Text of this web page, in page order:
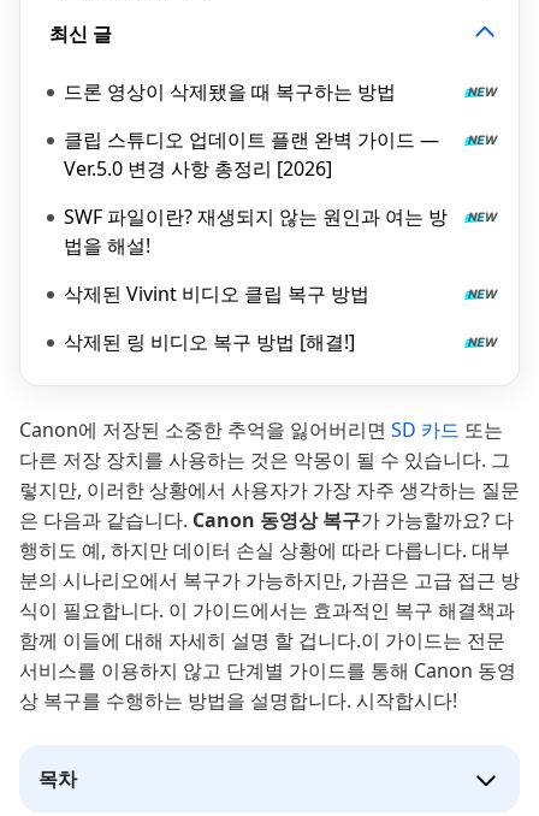
최신 글
드론 영상이 삭제됐을 때 복구하는 방법
클립 스튜디오 업데이트 플랜 완벽 가이드 —
Ver.5.0 변경 사항 총정리 [2026]
SWF 파일이란? 재생되지 않는 원인과 여는 방
법을 해설!
삭제된 Vivint 비디오 클립 복구 방법
삭제된 링 비디오 복구 방법 [해결!]
Canon에 저장된 소중한 추억을 잃어버리면 SD 카드 또는
다른 저장 장치를 사용하는 것은 악몽이 될 수 있습니다. 그
렇지만, 이러한 상황에서 사용자가 가장 자주 생각하는 질문
은 다음과 같습니다. Canon 동영상 복구가 가능할까요? 다
행히도 예, 하지만 데이터 손실 상황에 따라 다릅니다. 대부
분의 시나리오에서 복구가 가능하지만, 가끔은 고급 접근 방
식이 필요합니다. 이 가이드에서는 효과적인 복구 해결책과
함께 이들에 대해 자세히 설명 할 겁니다.이 가이드는 전문
서비스를 이용하지 않고 단계별 가이드를 통해 Canon 동영
상 복구를 수행하는 방법을 설명합니다. 시작합시다!
목차